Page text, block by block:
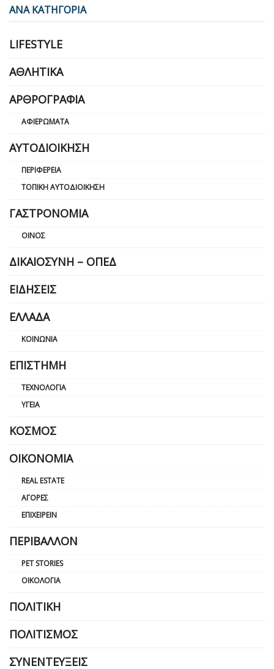
ΑΝΑ ΚΑΤΗΓΟΡΙΑ
LIFESTYLE
ΑΘΛΗΤΙΚΆ
ΑΡΘΡΟΓΡΑΦΊΑ
ΑΦΙΕΡΏΜΑΤΑ
ΑΥΤΟΔΙΟΊΚΗΣΗ
ΠΕΡΙΦΈΡΕΙΑ
ΤΟΠΙΚΉ ΑΥΤΟΔΙΟΊΚΗΣΗ
ΓΑΣΤΡΟΝΟΜΊΑ
ΟΊΝΟΣ
ΔΙΚΑΙΟΣΎΝΗ – ΟΠΕΔ
ΕΙΔΉΣΕΙΣ
ΕΛΛΆΔΑ
ΚΟΙΝΩΝΊΑ
ΕΠΙΣΤΉΜΗ
ΤΕΧΝΟΛΟΓΊΑ
ΥΓΕΊΑ
ΚΌΣΜΟΣ
ΟΙΚΟΝΟΜΊΑ
REAL ESTATE
ΑΓΟΡΈΣ
ΕΠΙΧΕΙΡΕΊΝ
ΠΕΡΙΒΆΛΛΟΝ
PET STORIES
ΟΙΚΟΛΟΓΊΑ
ΠΟΛΙΤΙΚΉ
ΠΟΛΙΤΙΣΜΌΣ
ΣΥΝΕΝΤΕΎΞΕΙΣ